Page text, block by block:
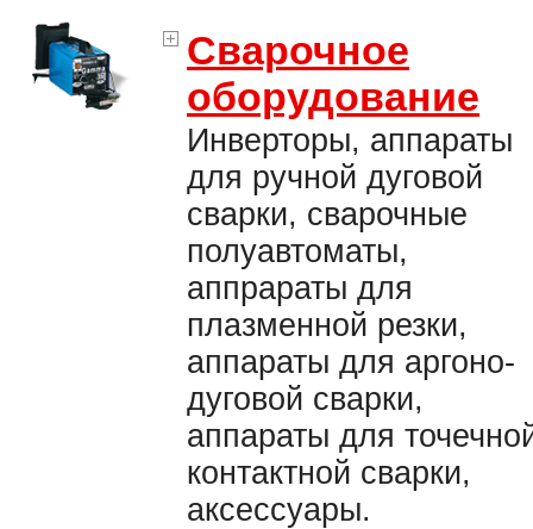
Сварочное
оборудование
Инверторы, аппараты
для ручной дуговой
сварки, сварочные
полуавтоматы,
аппрараты для
плазменной резки,
аппараты для аргоно-
дуговой сварки,
аппараты для
контактной сварки,
аксессуары.